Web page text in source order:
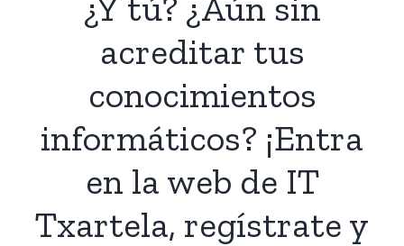
acreditar tus
conocimientos
informáticos? ¡Entra
en la web de IT
Txartela, regístrate y